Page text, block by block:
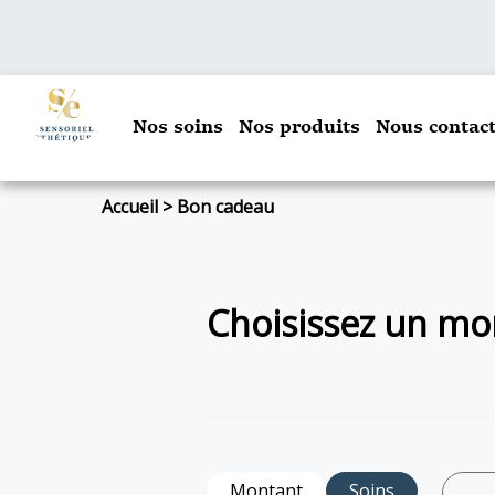
Nos soins Nos produits Nous
Accueil>Bon cadeau
Choisissez un